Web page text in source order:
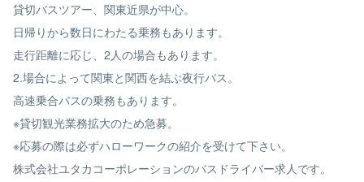
貸切バスツアー、関東近県が中心。
日帰りから数日にわたる乗務もあります。
走行距離に応じ、2人の場合もあります。
2.場合によって関東と関西を結ぶ夜行バス。
高速乗合バスの乗務もあります。
※貸切観光業務拡大のため急募。
※応募の際は必ずハローワークの紹介を受けて下さい。
株式会社ユタカコーポレーションのバスドライバー求人です。